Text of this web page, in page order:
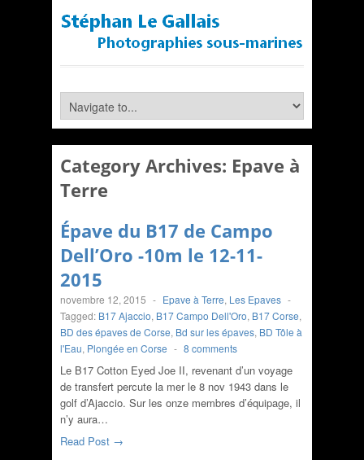
Category Archives: Epave à
Terre
Épave du B17 de Campo
Dell’Oro -10m le 12-11-
2015
novembre 12, 2015 - Epave à Terre, Les Epaves -
Tagged: B17 Ajaccio, B17 Campo Dell'Oro, B17 Corse,
BD des épaves de Corse, Bd sur les épaves, BD Tôle à
l'Eau, Plongée en Corse - 8 comments
Le B17 Cotton Eyed Joe II, revenant d’un voyage
de transfert percute la mer le 8 nov 1943 dans le
golf d’Ajaccio. Sur les onze membres d’équipage, il
n’y aura…
Read Post →